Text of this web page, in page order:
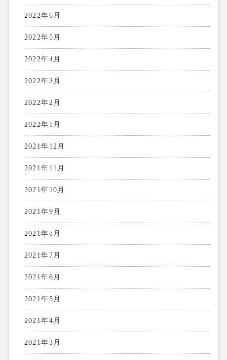
2022年6月
2022年5月
2022年4月
2022年3月
2022年2月
2022年1月
2021年12月
2021年11月
2021年10月
2021年9月
2021年8月
2021年7月
2021年6月
2021年5月
2021年4月
2021年3月